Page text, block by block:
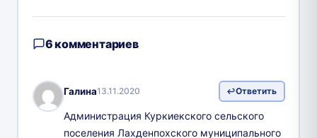
6 комментариев
Галина13.11.2020 Ответить
Администрация Куркиекского сельского
поселения Лахденпохского муниципального